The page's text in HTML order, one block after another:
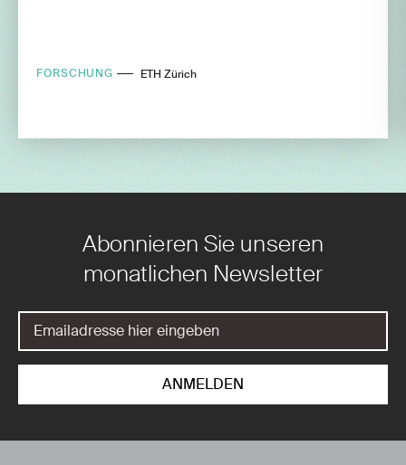
FORSCHUNG ETH Zürich
Abonnieren Sie unseren
monatlichen Newsletter